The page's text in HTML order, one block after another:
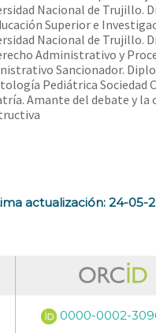
Nacional de Trujillo.
Superior e
Nacional de Trujillo.
Administrativo y
Sancionador.
Pediátrica Sociedad
Amante del debate y la
actualización: 24-05-
0000-0002-